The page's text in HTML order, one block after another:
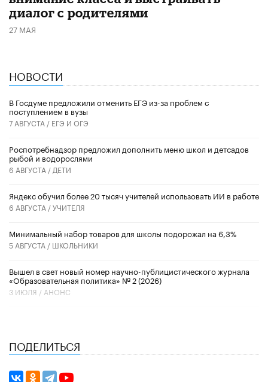
диалог с родителями
27 МАЯ
НОВОСТИ
В Госдуме предложили отменить ЕГЭ из-за проблем с
поступлением в вузы
7 АВГУСТА / ЕГЭ И ОГЭ
Роспотребнадзор предложил дополнить меню школ и детсадов
рыбой и водорослями
6 АВГУСТА / ДЕТИ
​Яндекс обучил более 20 тысяч учителей использовать ИИ в работе
6 АВГУСТА /УЧИТЕЛЯ
Минимальный набор товаров для школы подорожал на 6,3%
5 АВГУСТА / ШКОЛЬНИКИ
Вышел в свет новый номер научно-публицистического журнала
«Образовательная политика» № 2 (2026)
3 ИЮЛЯ / АНОНС
ПОДЕЛИТЬСЯ